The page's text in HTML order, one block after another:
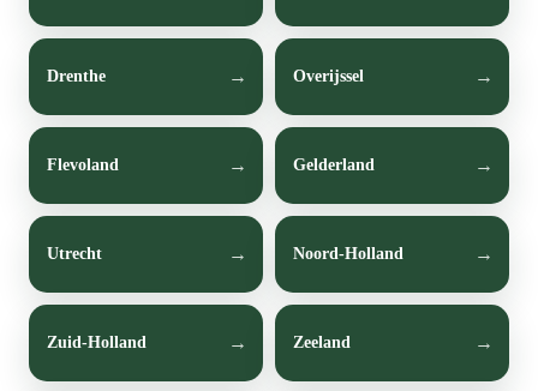
Drenthe Overijssel
Flevoland Gelderland
Utrecht Noord-Holland
Zuid-Holland Zeeland